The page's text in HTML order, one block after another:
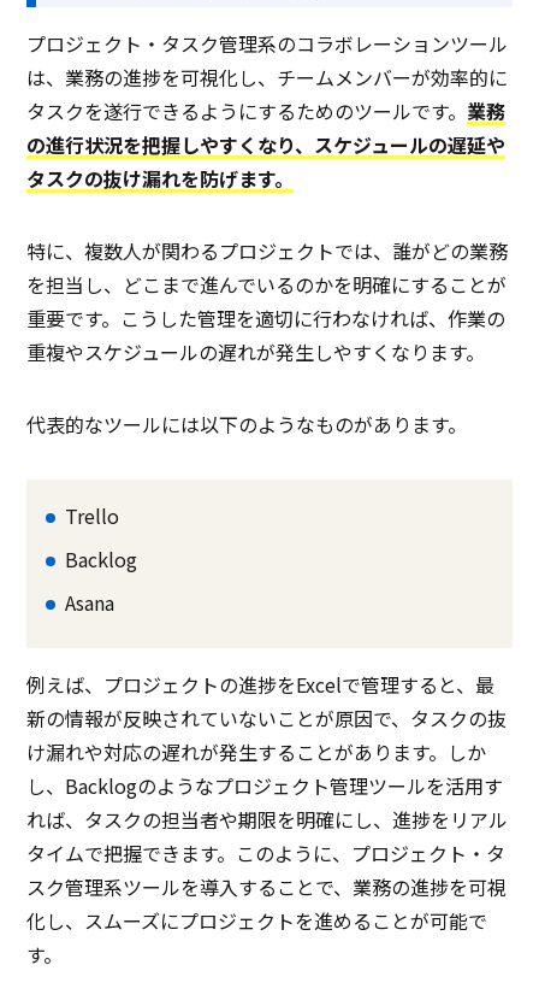
プロジェクト・タスク管理系のコラボレーションツール
は、業務の進捗を可視化し、チームメンバーが効率的に
タスクを遂行できるようにするためのツールです。 業務
の進行状況を把握しやすくなり、スケジュールの遅延や
タスクの抜け漏れを防げます。
特に、複数人が関わるプロジェクトでは、誰がどの業務
を担当し、どこまで進んでいるのかを明確にすることが
重要です。こうした管理を適切に行わなければ、作業の
重複やスケジュールの遅れが発生しやすくなります。
代表的なツールには以下のようなものがあります。
Trello
Backlog
Asana
例えば、プロジェクトの進捗をExcelで管理すると、最
新の情報が反映されていないことが原因で、タスクの抜
け漏れや対応の遅れが発生することがあります。しか
し、Backlogのようなプロジェクト管理ツールを活用す
れば、タスクの担当者や期限を明確にし、進捗をリアル
タイムで把握できます。このように、プロジェクト・タ
スク管理系ツールを導入することで、業務の進捗を可視
化し、スムーズにプロジェクトを進めることが可能で
す。